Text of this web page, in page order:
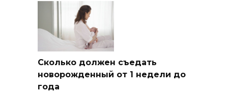
Сколько должен съедать
новорожденный от 1 недели до
года